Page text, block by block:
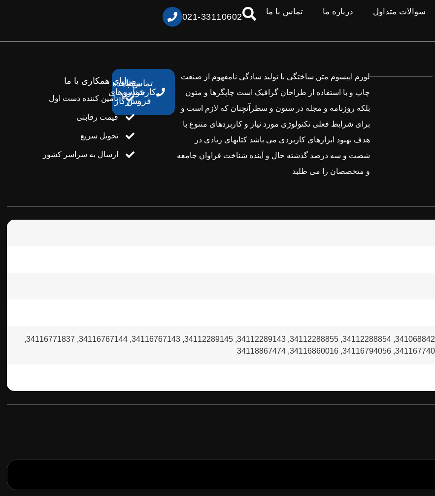
سوالات متداول درباره ما تماس با ما 021-33110602
لورم ایپسوم متن ساختگی با تولید سادگی نامفهوم از صنعت
چاپ و با استفاده از طراحان گرافیک است چاپگرها و متون
بلکه روزنامه و مجله در ستون و سطرآنچنان که لازم است و
برای شرایط فعلی تکنولوژی مورد نیاز و کاربردهای متنوع با
هدف بهبود ابزارهای کاربردی می باشد کتابهای زیادی در
شصت و سه درصد گذشته حال و آینده شناخت فراوان جامعه
و متخصصان را می طلبد
تماس با
کارشناس
فروش
مشاهده
خودروهای
سازگار
مزایای همکاری با ما
تامین کننده دست اول
قیمت رقابتی
تحویل سریع
ارسال به سراسر کشور
34106863292, 34106874809, 34106884263, 34112288854, 34112288855, 34112289143, 34112289145, 34116767143, 34116767144, 34116771837,